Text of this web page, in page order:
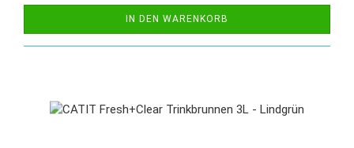
IN DEN WARENKORB